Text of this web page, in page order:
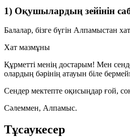
1) Оқушылардың зейінін
Балалар, бізге бүгін Алпамыстан
Хат мазмұны
Құрметті менің достарым! Мен
олардың бәрінің атауын біле
Сендер мектепте оқисыңдар ғой,
Сәлеммен, Алпамыс.
Тұсаукесер